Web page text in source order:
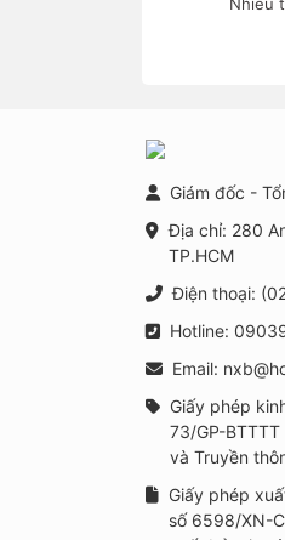
ngừa, can
Giám đốc -
Địa chỉ: 280
TP.HCM
Điện thoại:
Hotline:
Email:
Giấy phép
73/GP-
và Truyền
Giấy phép
số 6598/XN-